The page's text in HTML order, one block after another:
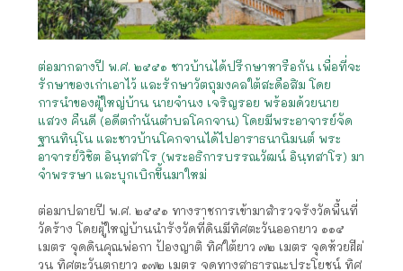
ต่อมากลางปี พ.ศ. ๒๕๕๑ ชาวบ้านได้ปรึกษาหารือกัน เพื่อที่จะ
รักษาของเก่าเอาไว้ และรักษาวัตถุมงคลใต้สะดือสิม โดย
การนำของผู้ใหญ่บ้าน นายจำนง เจริญรอย พร้อมด้วยนาย
แสวง คืนดี (อดีตกำนันตำบลโคกจาน) โดยมีพระอาจารย์จัด
ฐานทินฺโน และชาวบ้านโคกจานได้ไปอาราธนานิมนต์ พระ
อาจารย์วิชิต อินฺทสาโร (พระอธิการบรรณวัฒน์ อินฺทสาโร) มา
จำพรรษา และบุกเบิกขึ้นมาใหม่
ต่อมาปลายปี พ.ศ. ๒๕๕๑ ทางราชการเข้ามาสำรวจรังวัดพื้นที่
วัดร้าง โดยผู้ใหญ่บ้านนำรังวัดที่ดินมีทิศตะวันออกยาว ๑๑๕
เมตร จุดดินคุณพ่อกา ป้องญาติ ทิศใต้ยาว ๗๒ เมตร จุดห้วยฝีผ่
วน ทิศตะวันตกยาว ๑๗๒ เมตร จดทางสาธารณะประโยชน์ ทิศ